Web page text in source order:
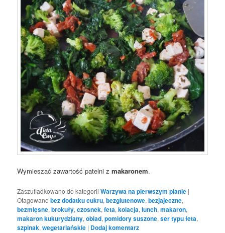
Wymieszać zawartość patelni zmakaronem.
Zaszufladkowano do kategorii Warzywa na pierwszym planie |
Otagowano bez dodatku cukru,bezglutenowe,bezjajeczne,
bezmięsne,brokuły,czosnek,feta,kolacja,lunch,makaron,
makaron kukurydziany,obiad,pomidory suszone,ser typu feta,
szpinak,wegetariańskie | Dodaj komentarz